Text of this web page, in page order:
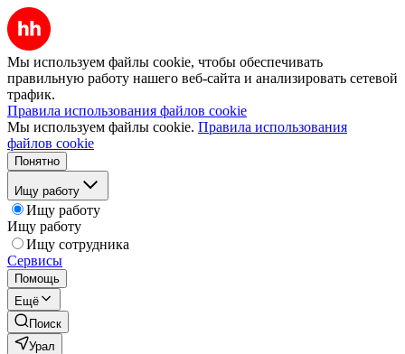
Мы используем файлы cookie, чтобы обеспечивать
правильную работу нашего веб-сайта и анализировать сетевой
трафик.
Правила использования файлов cookie
Мы используем файлы cookie. Правила использования
файлов cookie
Понятно
Ищу работу
Ищу работу
Ищу работу
Ищу сотрудника
Сервисы
Помощь
Ещё
Поиск
Урал